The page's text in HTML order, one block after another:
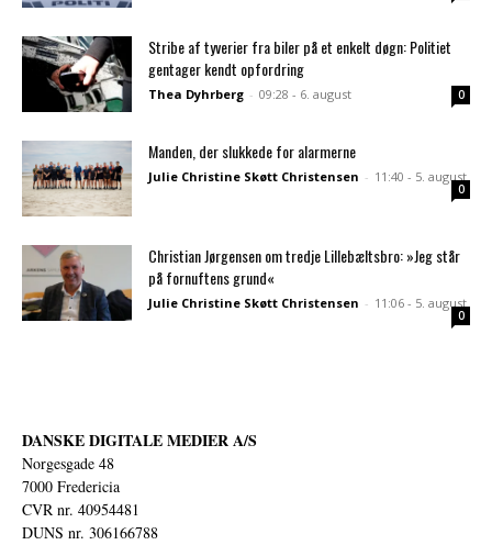
Stribe af tyverier fra biler på et enkelt døgn: Politiet
gentager kendt opfordring
Thea Dyhrberg - 09:28 - 6. august 0
Manden, der slukkede for alarmerne
Julie Christine Skøtt Christensen - 11:40 - 5. august
0
Christian Jørgensen om tredje Lillebæltsbro: »Jeg står
på fornuftens grund«
Julie Christine Skøtt Christensen - 11:06 - 5. august
0
DANSKE DIGITALE MEDIER A/S
Norgesgade 48
7000 Fredericia
CVR nr. 40954481
DUNS nr. 306166788